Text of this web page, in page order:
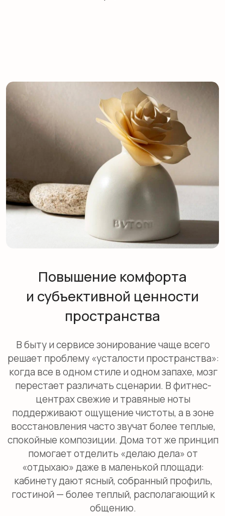
Где это работает:
от ритейла до вашей
гостиной
Коммерческие
пространства (Ритейл,
HoReCa, Офисы)
В коммерции ключевое — контраст и
управляемость. В супермаркете зона
пекарни с запахом свежей выпечки усиливает
продажи (в одном из кейсов — +34%), и это
особенно заметно, когда рядом есть
древесный аромат, чтобы поддержать
восприятие премиум-сегмента и «собрать»
впечатление от материалов. В отеле логично
разводить общественные и расслабляющие
зоны: бодрящий профиль в лобби и более
точках спокойные ноты в зоне оплаты и
ожидания помогают снизить напряжение и
аккуратнее провести человека через
финальный этап визита — без давления и
лишнего шума.
Рынок дает много обещаний, но с цифрами
стоит быть честнее: устойчивых
исследований именно по ольфакторному
зонированию за 2023–2026 годы в открытых
источниках в предоставленной подборке нет.
При этом по аромамаркетингу в целом часто
упоминают рост времени пребывания
покупателей в магазинах на 15–20% при
наличии приятной ароматической среды [2]